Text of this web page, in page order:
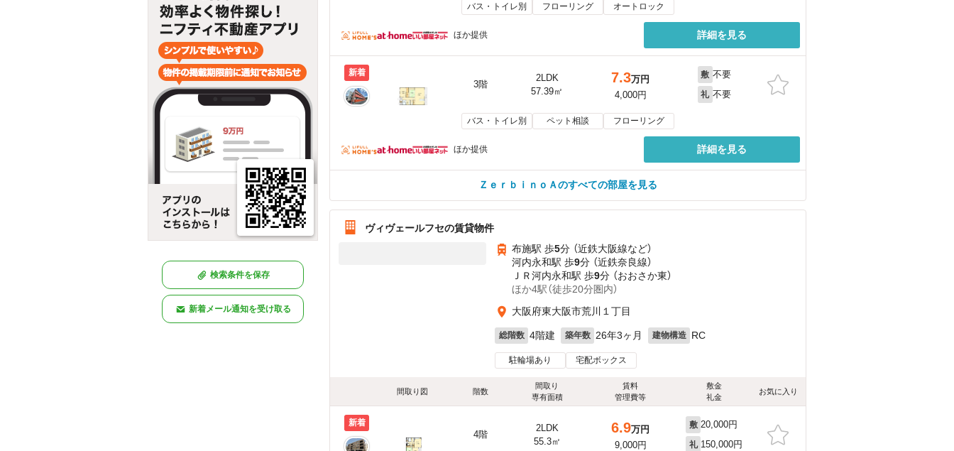
検索条件を保存
新着メール通知を受け取る
バス・トイレ別 フローリング オートロック
ほか提供 詳細を見る
新着
3階
2LDK
57.39㎡
7.3万円
4,000円
敷 不要
礼 不要
バス・トイレ別 ペット相談 フローリング
ほか提供 詳細を見る
ＺｅｒｂｉｎｏＡのすべての部屋を見る
ヴィヴェールフセの賃貸物件
布施駅 歩5分 （近鉄大阪線など）
河内永和駅 歩9分 （近鉄奈良線）
ＪＲ河内永和駅 歩9分 （おおさか東）
ほか4駅（徒歩20分圏内）
大阪府東大阪市荒川１丁目
総階数 4階建 築年数 26年3ヶ月 建物構造 RC
駐輪場あり 宅配ボックス
間取り図 階数
間取り
専有面積
賃料
管理費等
敷金
礼金
お気に入り
新着
4階
2LDK
55.3㎡
6.9万円
9,000円
敷 20,000円
礼 150,000円